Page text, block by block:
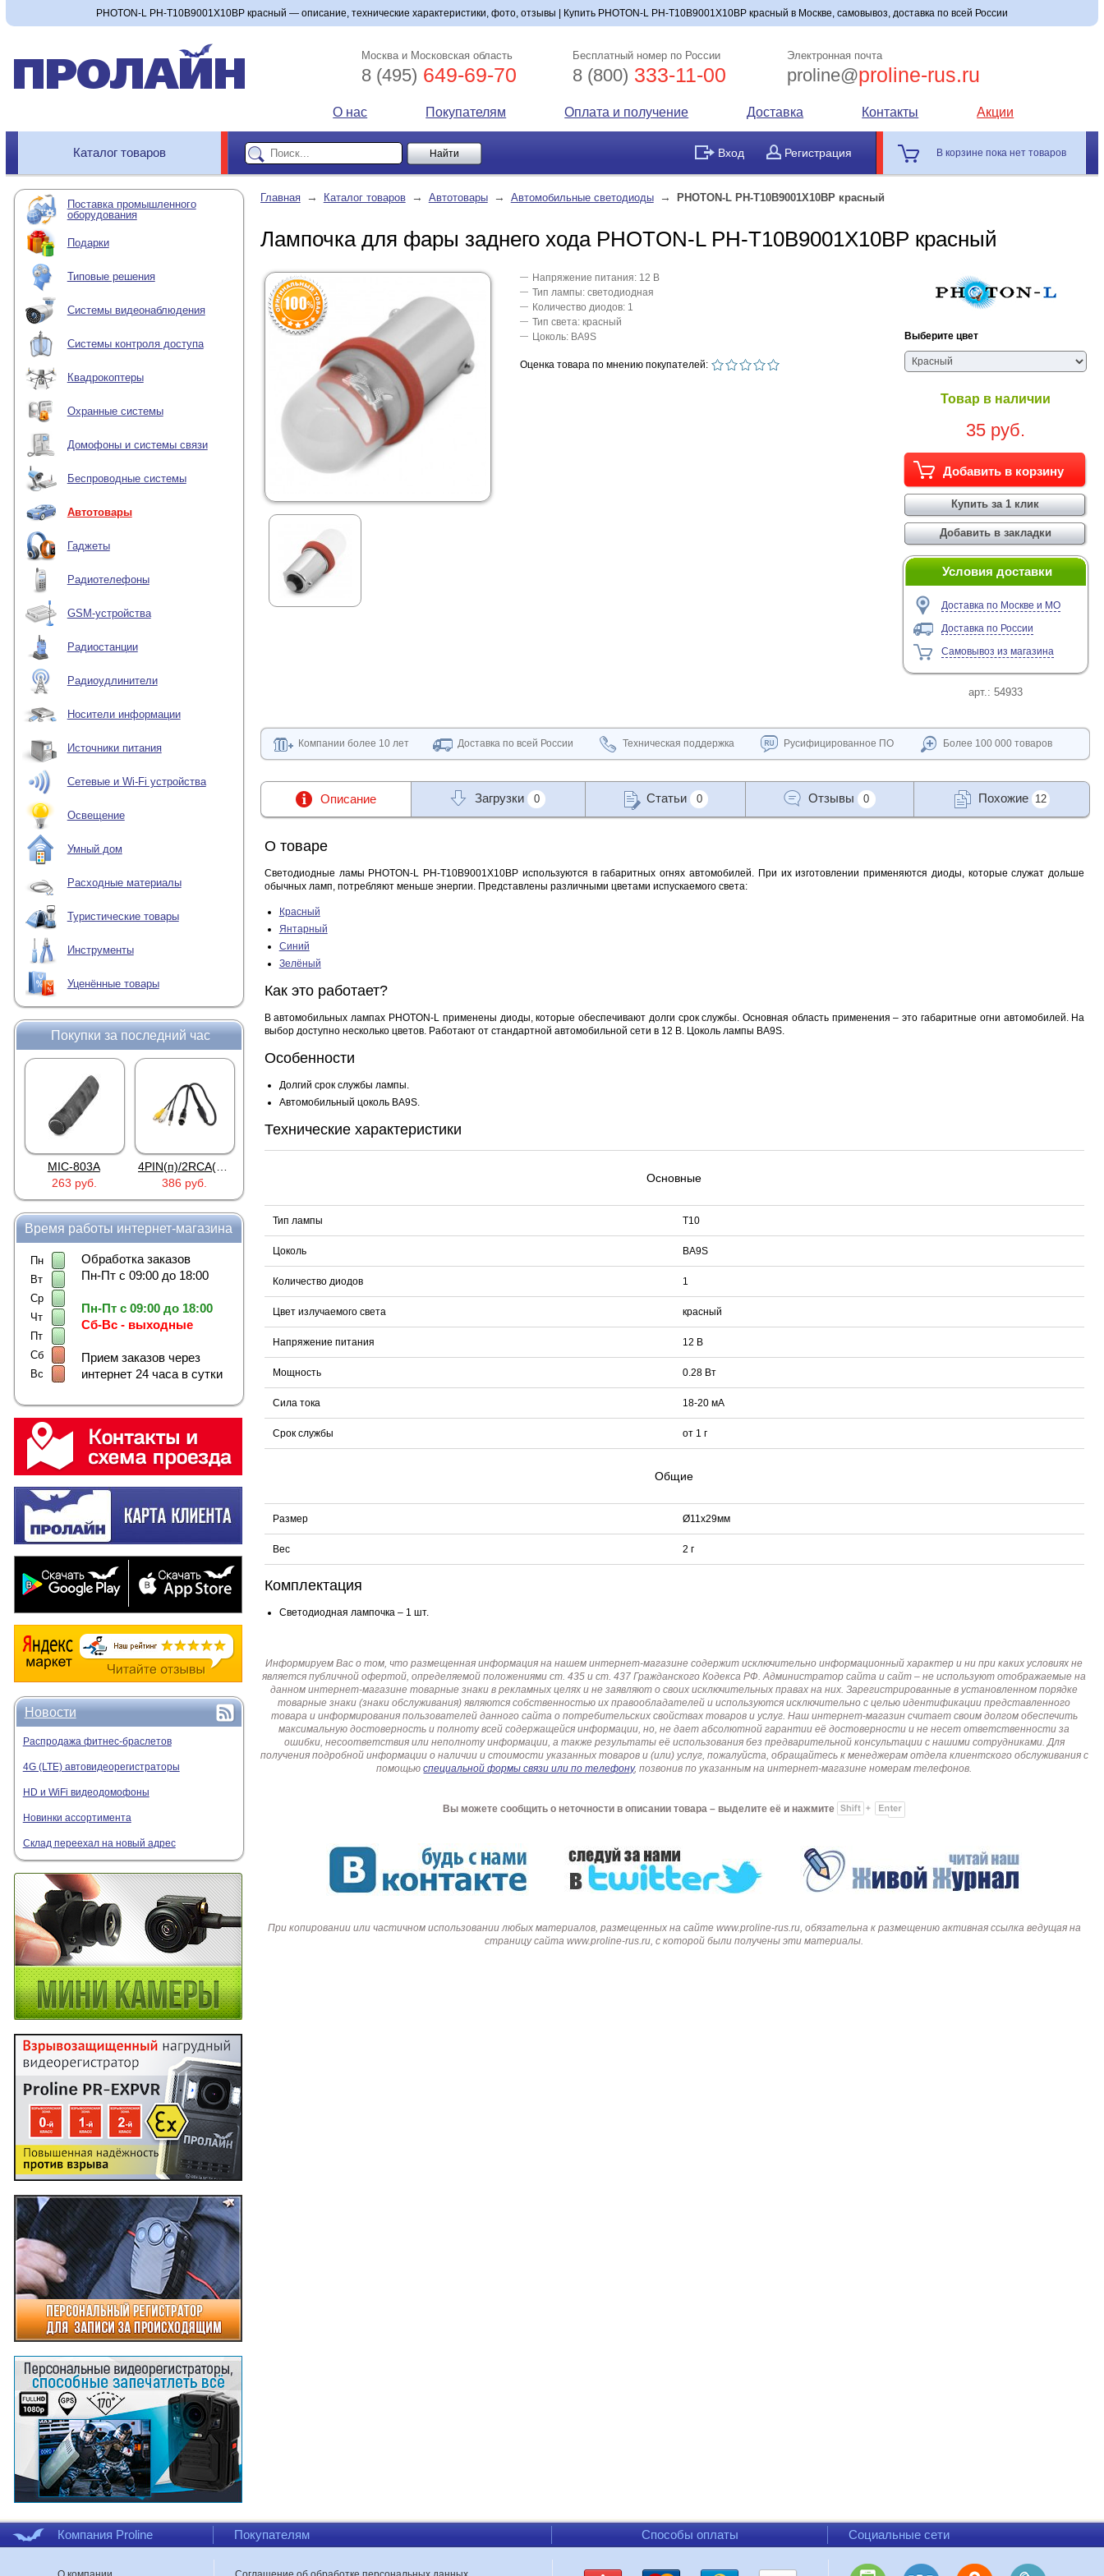
PHOTON-L PH-T10B9001X10BP красный — описание, технические характеристики, фото, отзывы | Купить PHOTON-L PH-T10B9001X10BP красный в Москве, самовывоз, доставка по всей России
Москва и Московская область
8 (495) 649-69-70
Бесплатный номер по России
8 (800) 333-11-00
Электронная почта
proline@proline-rus.ru
О нас Покупателям Оплата и получение Доставка Контакты Акции
Каталог товаров Вход Регистрация В корзине пока нет товаров
Поставка промышленного
оборудования
Подарки
Типовые решения
Системы видеонаблюдения
Системы контроля доступа
Квадрокоптеры
Охранные системы
Домофоны и системы связи
Беспроводные системы
Автотовары
Гаджеты
Радиотелефоны
GSM-устройства
Радиостанции
Радиоудлинители
Носители информации
Источники питания
Сетевые и Wi-Fi устройства
Освещение
Умный дом
Расходные материалы
Туристические товары
Инструменты
Уценённые товары
Покупки за последний час
MIC-803A
263 руб.
4PIN(п)/2RCA(м)+DJK-11(п)
386 руб.
4 452 руб.
Время работы интернет-магазина
Пн
Вт
Ср
Чт
Пт
Сб
Вс
Обработка заказов
Пн-Пт с 09:00 до 18:00
Пн-Пт с 09:00 до 18:00
Сб-Вс - выходные
Прием заказов через
интернет 24 часа в сутки
Новости
Распродажа фитнес-браслетов
4G (LTE) автовидеорегистраторы
HD и WiFi видеодомофоны
Новинки ассортимента
Склад переехал на новый адрес
Главная → Каталог товаров → Автотовары → Автомобильные светодиоды → PHOTON-L PH-T10B9001X10BP красный
Лампочка для фары заднего хода PHOTON-L PH-T10B9001X10BP красный
Напряжение питания: 12 В
Тип лампы: светодиодная
Количество диодов: 1
Тип света: красный
Цоколь: BA9S
Оценка товара по мнению покупателей:
Выберите цвет
Товар в наличии
35 руб.
Условия доставки
Доставка по Москве и МО
Доставка по России
Самовывоз из магазина
арт.: 54933
Компании более 10 лет Доставка по всей России Техническая поддержка Русифицированное ПО Более 100 000 товаров
Описание Загрузки 0 Статьи 0 Отзывы 0 Похожие 12
О товаре
Светодиодные ламы PHOTON-L PH-T10B9001X10BP используются в габаритных огнях автомобилей. При их изготовлении применяются диоды, которые служат дольше
обычных ламп, потребляют меньше энергии. Представлены различными цветами испускаемого света:
Красный
Янтарный
Синий
Зелёный
Как это работает?
В автомобильных лампах PHOTON-L применены диоды, которые обеспечивают долги срок службы. Основная область применения – это габаритные огни автомобилей. На
выбор доступно несколько цветов. Работают от стандартной автомобильной сети в 12 В. Цоколь лампы BA9S.
Особенности
Долгий срок службы лампы.
Автомобильный цоколь BA9S.
Технические характеристики
Основные
Тип лампы T10
Цоколь BA9S
Количество диодов 1
Цвет излучаемого света красный
Напряжение питания 12 В
Мощность 0.28 Вт
Сила тока 18-20 мА
Срок службы от 1 г
Общие
Размер Ø11x29мм
Вес 2 г
Комплектация
Светодиодная лампочка – 1 шт.
Информируем Вас о том, что размещенная информация на нашем интернет-магазине содержит исключительно информационный характер и ни при каких условиях не
является публичной офертой, определяемой положениями ст. 435 и ст. 437 Гражданского Кодекса РФ. Администратор сайта и сайт – не используют отображаемые на
данном интернет-магазине товарные знаки в рекламных целях и не заявляют о своих исключительных правах на них. Зарегистрированные в установленном порядке
товарные знаки (знаки обслуживания) являются собственностью их правообладателей и используются исключительно с целью идентификации представленного
товара и информирования пользователей данного сайта о потребительских свойствах товаров и услуг. Наш интернет-магазин считает своим долгом обеспечить
максимальную достоверность и полноту всей содержащейся информации, но, не дает абсолютной гарантии её достоверности и не несет ответственности за
ошибки, несоответствия или неполноту информации, а также результаты её использования без предварительной консультации с нашими сотрудниками. Для
получения подробной информации о наличии и стоимости указанных товаров и (или) услуг, пожалуйста, обращайтесь к менеджерам отдела клиентского обслуживания с
помощьюспециальной формы связи или по телефону, позвонив по указанным на интернет-магазине номерам телефонов.
Вы можете сообщить о неточности в описании товара – выделите её и нажмите
При копировании или частичном использовании любых материалов, размещенных на сайте www.proline-rus.ru, обязательна к размещению активная ссылка ведущая на
страницу сайта www.proline-rus.ru, с которой были получены эти материалы.
Компания Proline Покупателям Способы оплаты Социальные сети